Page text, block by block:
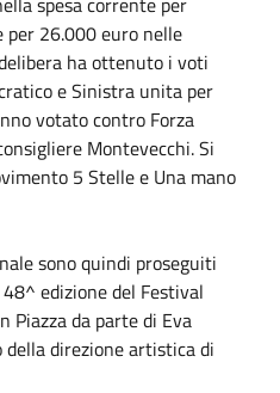
per 26.000 euro nelle
ha ottenuto i voti
e Sinistra unita per
votato contro Forza
Montevecchi. Si
5 Stelle e Una mano
sono quindi proseguiti
edizione del Festival
Piazza da parte di Eva
della direzione artistica di